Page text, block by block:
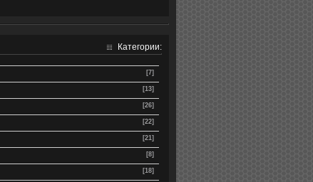
Категории:
[7]
[13]
[26]
[22]
[21]
[8]
[18]